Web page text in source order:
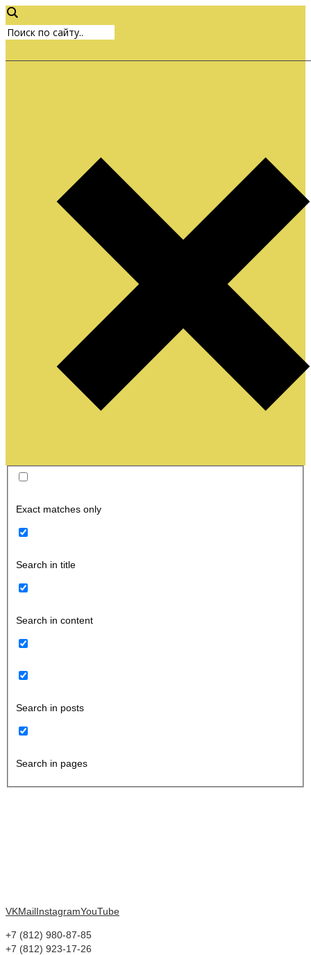
Exact matches only
Search in title
Search in content
Search in posts
Search in pages
VKMailInstagramYouTube
+7 (812) 980-87-85
+7 (812) 923-17-26